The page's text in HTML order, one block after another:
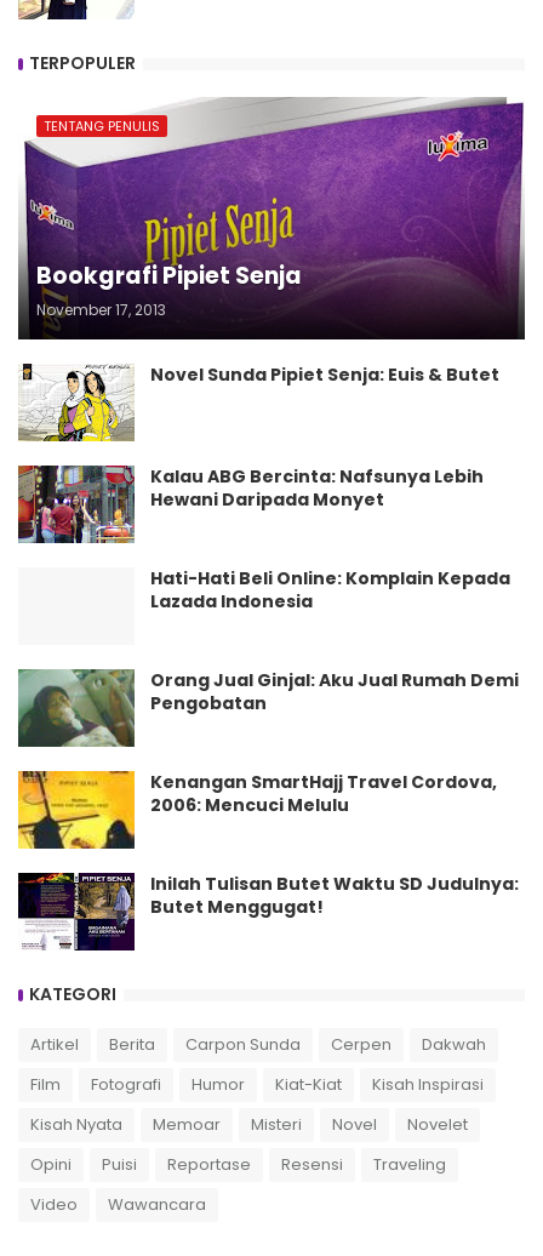
TERPOPULER
TENTANG PENULIS
Bookgrafi Pipiet Senja
November 17, 2013
Novel Sunda Pipiet Senja: Euis & Butet
Kalau ABG Bercinta: Nafsunya Lebih
Hewani Daripada Monyet
Hati-Hati Beli Online: Komplain Kepada
Lazada Indonesia
Orang Jual Ginjal: Aku Jual Rumah Demi
Pengobatan
Kenangan SmartHajj Travel Cordova,
2006: Mencuci Melulu
Inilah Tulisan Butet Waktu SD Judulnya:
Butet Menggugat!
KATEGORI
Artikel Berita Carpon Sunda Cerpen
Dakwah
Film
Fotografi Humor Kiat-Kiat
Kisah Inspirasi
Kisah Nyata
Memoar Misteri Novel
Novelet
Opini
Puisi Reportase Resensi
Traveling
Video
Wawancara